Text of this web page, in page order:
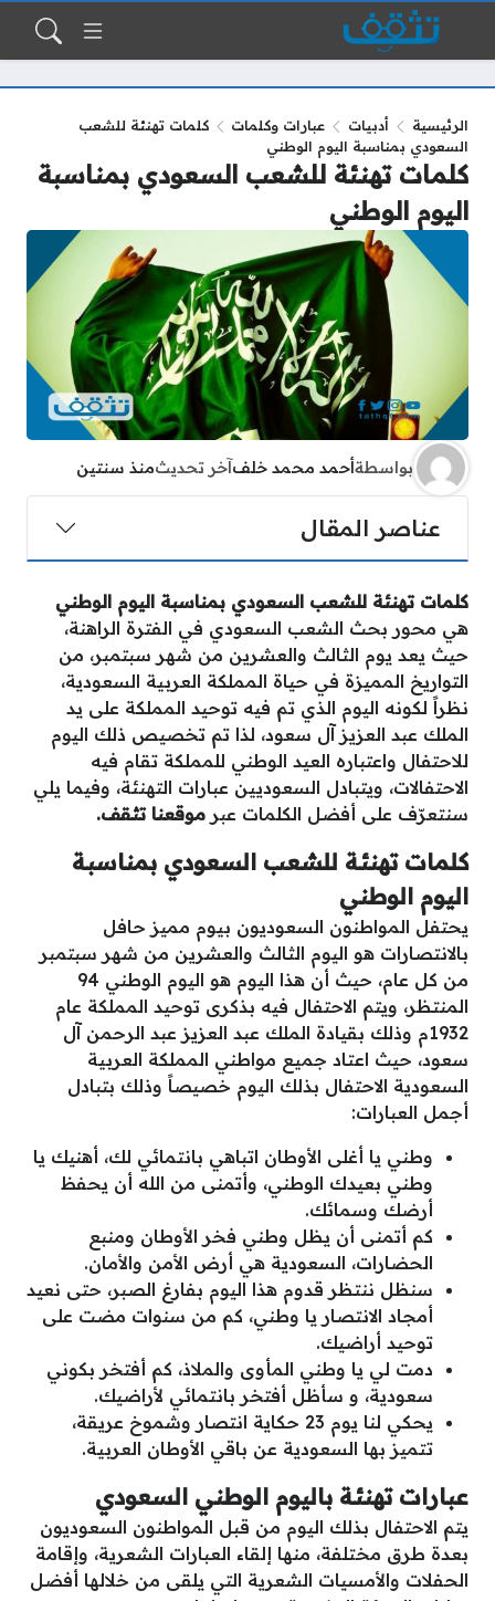
الرئيسية أدبيات عبارات وكلمات
كلمات تهنئة للشعب
السعودي بمناسبة اليوم الوطني
كلمات تهنئة للشعب السعودي بمناسبة
اليوم الوطني
بواسطةأحمد محمد خلفآخر تحديثمنذ سنتين
عناصر المقال
كلمات تهنئة للشعب السعودي بمناسبة اليوم الوطني
هي محور بحث الشعب السعودي في الفترة الراهنة،
حيث يعد يوم الثالث والعشرين من شهر سبتمبر، من
التواريخ المميزة في حياة المملكة العربية السعودية،
نظراً لكونه اليوم الذي تم فيه توحيد المملكة على يد
الملك عبد العزيز آل سعود، لذا تم تخصيص ذلك اليوم
للاحتفال واعتباره العيد الوطني للمملكة تقام فيه
الاحتفالات، ويتبادل السعوديين عبارات التهنئة، وفيما يلي
سنتعرّف على أفضل الكلمات عبر موقعنا تثقف.
كلمات تهنئة للشعب السعودي بمناسبة
اليوم الوطني
يحتفل المواطنون السعوديون بيوم مميز حافل
بالانتصارات هو اليوم الثالث والعشرين من شهر سبتمبر
من كل عام، حيث أن هذا اليوم هو اليوم الوطني 94
المنتظر، ويتم الاحتفال فيه بذكرى توحيد المملكة عام
1932م وذلك بقيادة الملك عبد العزيز عبد الرحمن آل
سعود، حيث اعتاد جميع مواطني المملكة العربية
السعودية الاحتفال بذلك اليوم خصيصاً وذلك بتبادل
أجمل العبارات:
وطني يا أغلى الأوطان اتباهي بانتمائي لك، أهنيك يا
وطني بعيدك الوطني، وأتمنى من الله أن يحفظ
أرضك وسمائك.
كم أتمنى أن يظل وطني فخر الأوطان ومنبع
الحضارات، السعودية هي أرض الأمن والأمان.
سنظل ننتظر قدوم هذا اليوم بفارغ الصبر، حتى نعيد
أمجاد الانتصار يا وطني، كم من سنوات مضت على
توحيد أراضيك.
دمت لي يا وطني المأوى والملاذ، كم أفتخر بكوني
سعودية، و سأظل أفتخر بانتمائي لأراضيك.
يحكي لنا يوم 23 حكاية انتصار وشموخ عريقة،
تتميز بها السعودية عن باقي الأوطان العربية.
عبارات تهنئة باليوم الوطني السعودي
يتم الاحتفال بذلك اليوم من قبل المواطنون السعوديون
بعدة طرق مختلفة، منها إلقاء العبارات الشعرية، وإقامة
الحفلات والأمسيات الشعرية التي يلقى من خلالها أفضل